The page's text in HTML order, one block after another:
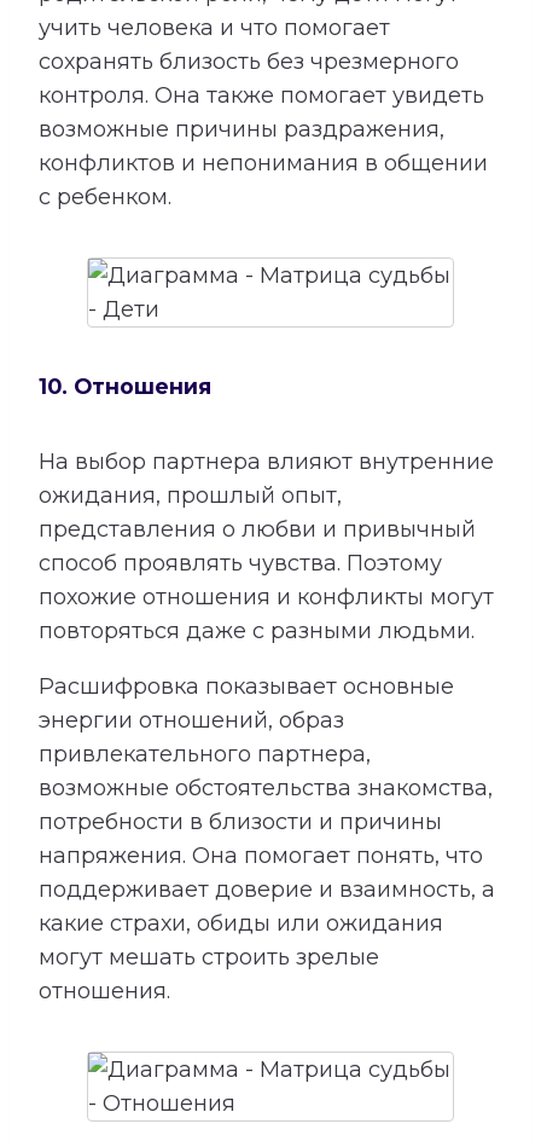
учить человека и что помогает
сохранять близость без чрезмерного
контроля. Она также помогает увидеть
возможные причины раздражения,
конфликтов и непонимания в общении
с ребенком.
10. Отношения
На выбор партнера влияют внутренние
ожидания, прошлый опыт,
представления о любви и привычный
способ проявлять чувства. Поэтому
похожие отношения и конфликты могут
повторяться даже с разными людьми.
Расшифровка показывает основные
энергии отношений, образ
привлекательного партнера,
возможные обстоятельства знакомства,
потребности в близости и причины
напряжения. Она помогает понять, что
поддерживает доверие и взаимность, а
какие страхи, обиды или ожидания
могут мешать строить зрелые
отношения.